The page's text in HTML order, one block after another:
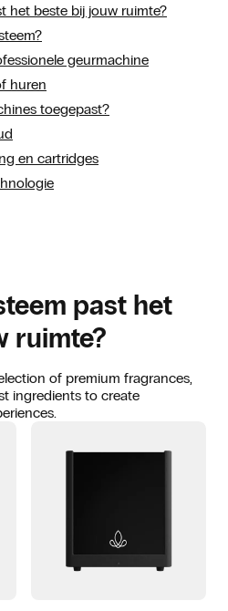
het beste bij jouw ruimte?
geurmachine
huren
toegepast?
en cartridges
past het
ruimte?
of premium fragrances,
ingredients to create